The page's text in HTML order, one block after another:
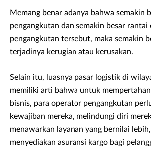
Memang benar adanya bahwa semakin
pengangkutan dan semakin besar rantai
pengangkutan tersebut, maka semakin
terjadinya kerugian atau kerusakan.
Selain itu, luasnya pasar logistik di
memiliki arti bahwa untuk
bisnis, para operator pengangkutan
kewajiban mereka, melindungi diri
menawarkan layanan yang bernilai
menyediakan asuransi kargo bagi